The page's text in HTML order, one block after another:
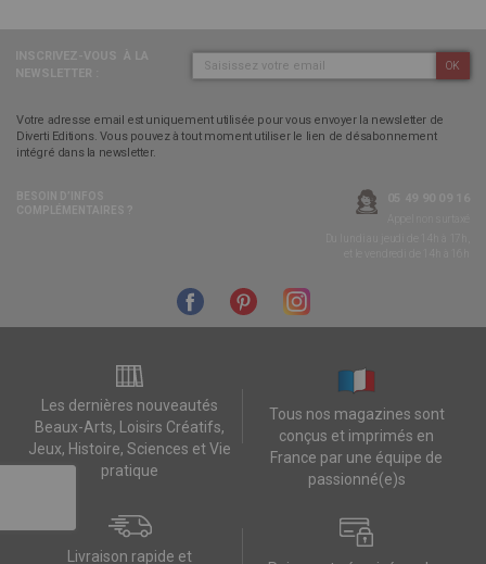
OK
Votre adresse email est uniquement utilisée pour vous envoyer la newsletter de
Diverti Editions. Vous pouvez à tout moment utiliser le lien de désabonnement
intégré dans la newsletter.
Les dernières nouveautés
Beaux-Arts, Loisirs Créatifs,
Jeux, Histoire, Sciences et Vie
pratique
Tous nos magazines sont
conçus et imprimés en
France par une équipe de
passionné(e)s
Livraison rapide et